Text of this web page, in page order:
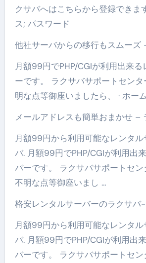
クサバへはこちらから登録できま
ス; パスワード
他社サーバからの移行もスムーズ
月額99円でPHP/CGIが利用出来
ーです。 ラクサバサポートセン
明な点等御座いましたら、 · ホー
メールアドレスも簡単おまかせ –
月額99円から利用可能なレンタ
バ. 月額99円でPHP/CGIが利用出
バーです。 ラクサバサポートセ
不明な点等御座いまし …
格安レンタルサーバーのラクサバ
月額99円から利用可能なレンタ
バ. 月額99円でPHP/CGIが利用出
バーです。 ラクサバサポートセ